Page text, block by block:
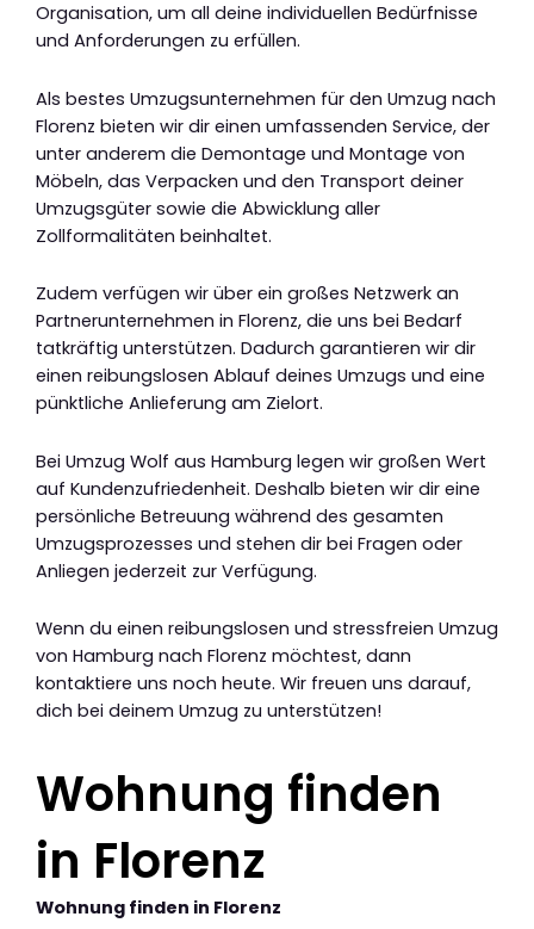
Organisation, um all deine individuellen Bedürfnisse
und Anforderungen zu erfüllen.
Als bestes Umzugsunternehmen für den Umzug nach
Florenz bieten wir dir einen umfassenden Service, der
unter anderem die Demontage und Montage von
Möbeln, das Verpacken und den Transport deiner
Umzugsgüter sowie die Abwicklung aller
Zollformalitäten beinhaltet.
Zudem verfügen wir über ein großes Netzwerk an
Partnerunternehmen in Florenz, die uns bei Bedarf
tatkräftig unterstützen. Dadurch garantieren wir dir
einen reibungslosen Ablauf deines Umzugs und eine
pünktliche Anlieferung am Zielort.
Bei Umzug Wolf aus Hamburg legen wir großen Wert
auf Kundenzufriedenheit. Deshalb bieten wir dir eine
persönliche Betreuung während des gesamten
Umzugsprozesses und stehen dir bei Fragen oder
Anliegen jederzeit zur Verfügung.
Wenn du einen reibungslosen und stressfreien Umzug
von Hamburg nach Florenz möchtest, dann
kontaktiere uns noch heute. Wir freuen uns darauf,
dich bei deinem Umzug zu unterstützen!
Wohnung finden
in Florenz
Wohnung finden in Florenz